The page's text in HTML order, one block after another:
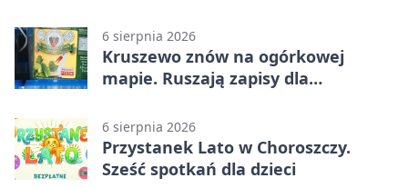
6 sierpnia 2026
Kruszewo znów na ogórkowej
mapie. Ruszają zapisy dla
6 sierpnia 2026
Przystanek Lato w Choroszczy.
Sześć spotkań dla dzieci